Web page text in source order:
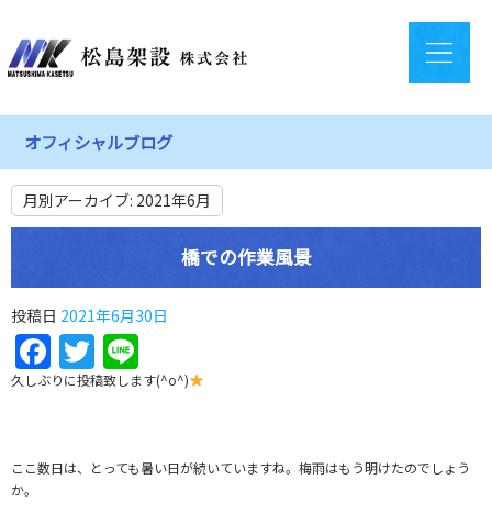
オフィシャルブログ
月別アーカイブ: 2021年6月
橋での作業風景
投稿日 2021年6月30日
Facebook
Twitter
久しぶりに投稿致します(^o^)
ここ数日は、とっても暑い日が続いていますね。梅雨はもう明けたのでしょう
か。